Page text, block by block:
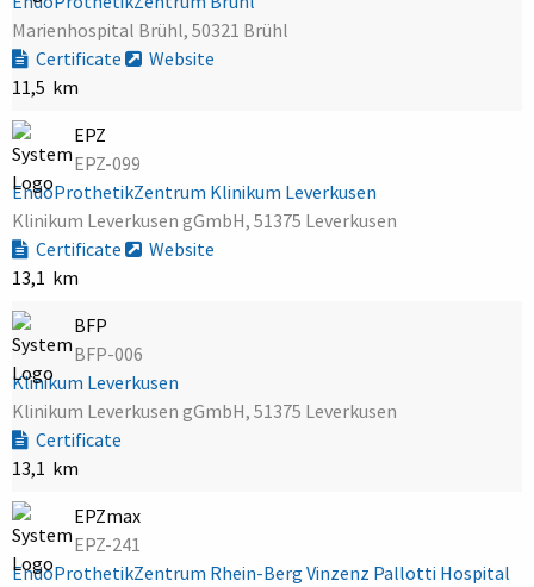
Marienhospital Brühl, 50321 Brühl
Certificate
Website
11,5 km
EPZ
EPZ-099
EndoProthetikZentrum Klinikum Leverkusen
Klinikum Leverkusen gGmbH, 51375 Leverkusen
Certificate
Website
13,1 km
BFP
BFP-006
Klinikum Leverkusen
Klinikum Leverkusen gGmbH, 51375 Leverkusen
Certificate
13,1 km
EPZmax
EPZ-241
EndoProthetikZentrum Rhein-Berg Vinzenz Pallotti Hospital